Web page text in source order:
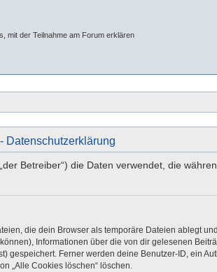
mit der Teilnahme am Forum erklären
Datenschutzerklärung
Betreiber“) die Daten verwendet, die
die dein Browser als temporäre Dateien ablegt
Informationen über die von dir gelesenen
Ferner werden deine Benutzer-ID, ein
„Alle Cookies löschen“ löschen.